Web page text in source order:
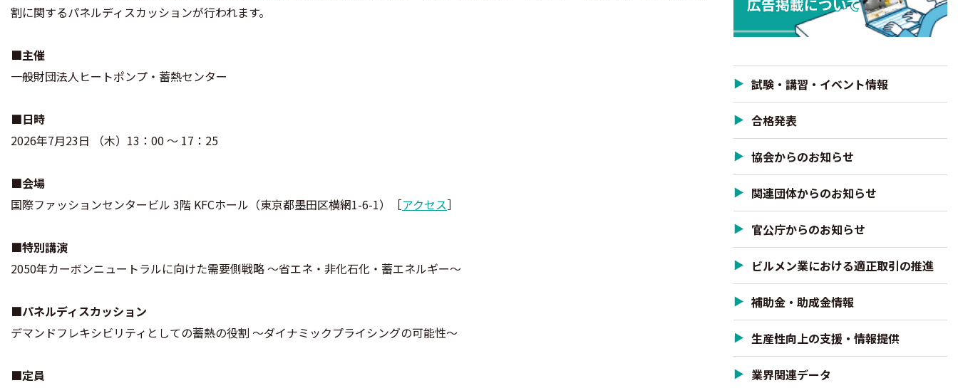
割に関するパネルディスカッションが行われます。
■主催
一般財団法人ヒートポンプ・蓄熱センター
■日時
2026年7月23日 （木）13：00 ～ 17：25
■会場
国際ファッションセンタービル 3階 KFCホール（東京都墨田区横網1-6-1）［アクセス］
■特別講演
2050年カーボンニュートラルに向けた需要側戦略 ～省エネ・非化石化・蓄エネルギー～
■パネルディスカッション
デマンドフレキシビリティとしての蓄熱の役割 ～ダイナミックプライシングの可能性～
■定員
試験・講習・イベント情報
合格発表
協会からのお知らせ
関連団体からのお知らせ
官公庁からのお知らせ
ビルメン業における適正取引の推進
補助金・助成金情報
生産性向上の支援・情報提供
業界関連データ